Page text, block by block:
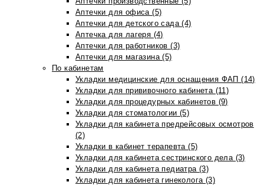
Аптечки для офиса (5)
Аптечки для детского сада (4)
Аптечка для лагеря (4)
Аптечки для работников (3)
Аптечки для магазина (5)
По кабинетам
Укладки медицинские для оснащения ФАП (14)
Укладки для прививочного кабинета (11)
Укладки для процедурных кабинетов (9)
Укладки для стоматологии (5)
Укладки для кабинета предрейсовых осмотров
(2)
Укладки в кабинет терапевта (5)
Укладки для кабинета сестринского дела (3)
Укладки для кабинета педиатра (3)
Укладки для кабинета гинеколога (3)